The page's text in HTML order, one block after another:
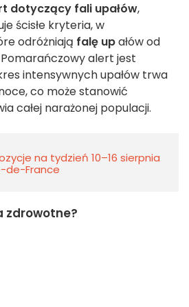
dotyczący fali upałów,
ścisłe kryteria, w
odróżniają falę upałów od
Pomarańczowy alert jest
intensywnych upałów trwa
co może stanowić
całej narażonej populacji.
na tydzień 10–16 sierpnia
de-France
zdrowotne?